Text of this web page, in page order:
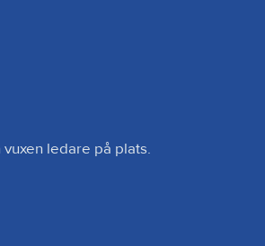
ledare på plats.